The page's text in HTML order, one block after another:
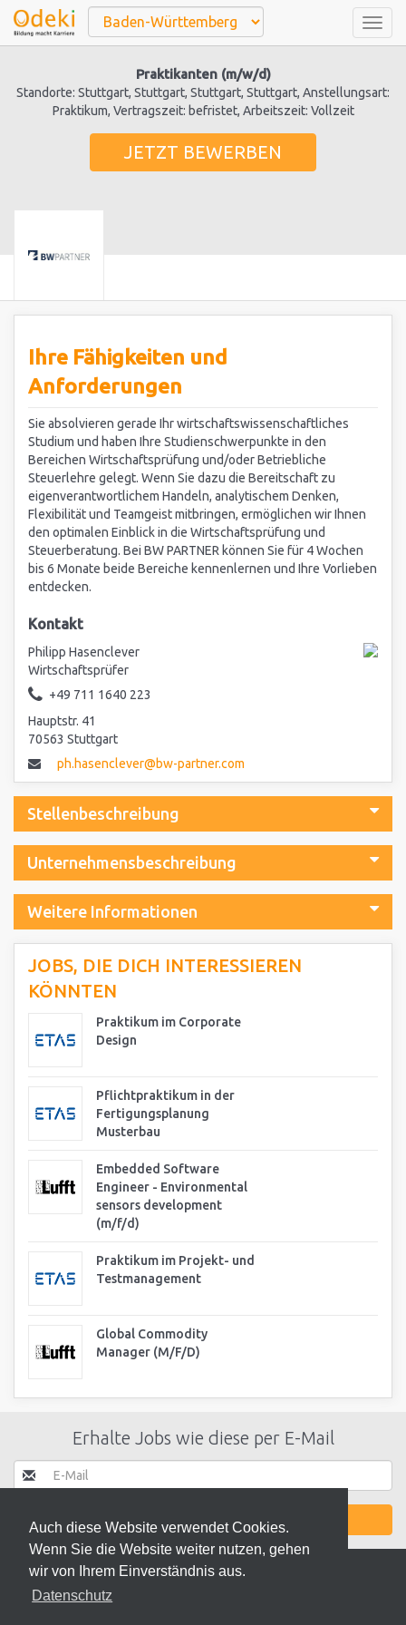
Auch diese Website verwendet Cookies.
Wenn Sie die Website weiter nutzen, gehen
wir von Ihrem Einverständnis aus.
Datenschutz
Praktikanten (m/w/d)
Standorte: Stuttgart, Stuttgart, Stuttgart, Stuttgart, Anstellungsart:
Praktikum, Vertragszeit: befristet, Arbeitszeit: Vollzeit
JETZT BEWERBEN
Ihre Fähigkeiten und
Anforderungen
Sie absolvieren gerade Ihr wirtschaftswissenschaftliches
Studium und haben Ihre Studienschwerpunkte in den
Bereichen Wirtschaftsprüfung und/oder Betriebliche
Steuerlehre gelegt. Wenn Sie dazu die Bereitschaft zu
eigenverantwortlichem Handeln, analytischem Denken,
Flexibilität und Teamgeist mitbringen, ermöglichen wir Ihnen
den optimalen Einblick in die Wirtschaftsprüfung und
Steuerberatung. Bei BW PARTNER können Sie für 4 Wochen
bis 6 Monate beide Bereiche kennenlernen und Ihre Vorlieben
entdecken.
Kontakt
Philipp Hasenclever
Wirtschaftsprüfer
+49 711 1640 223
Hauptstr. 41
70563 Stuttgart
ph.hasenclever@bw-partner.com
Stellenbeschreibung
Unternehmensbeschreibung
Weitere Informationen
JOBS, DIE DICH INTERESSIEREN
KÖNNTEN
Praktikum im Corporate
Design
Pflichtpraktikum in der
Fertigungsplanung
Musterbau
Embedded Software
Engineer - Environmental
sensors development
(m/f/d)
Praktikum im Projekt- und
Testmanagement
Global Commodity
Manager (M/F/D)
Erhalte Jobs wie diese per E-Mail
JETZT AKTIVIEREN